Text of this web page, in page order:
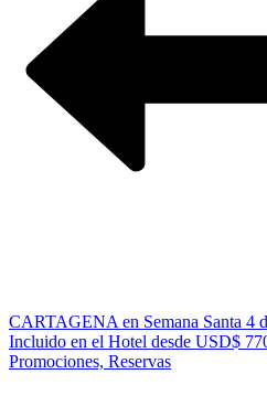
CARTAGENA en Semana Santa 4
Incluido en el Hotel desde USD$
Promociones, Reservas